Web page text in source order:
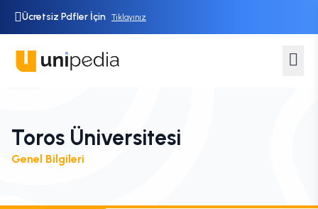
Ücretsiz Pdfler İçin Tıklayınız
Toros Üniversitesi
Genel Bilgileri